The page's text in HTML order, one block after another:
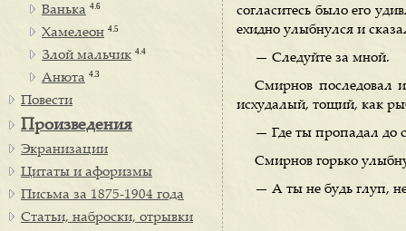
согласитесь было его
ехидно улыбнулся и
— Следуйте за мной.
Смирнов последовал
исхудалый, тощий, как
— Где ты пропадал до
Смирнов горько
— А ты не будь глуп,
Ванька 4.6
Хамелеон 4.5
Злой мальчик 4.4
Анюта 4.3
Повести
Произведения
Экранизации
Цитаты и афоризмы
Письма за 1875-1904 года
Статьи, наброски, отрывки